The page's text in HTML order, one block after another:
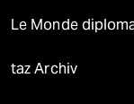
Le Monde
taz Archiv